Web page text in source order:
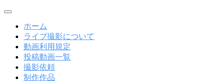
メ
ホーム
ライブ撮影について
動画利用規定
投稿動画一覧
撮影依頼
制作作品